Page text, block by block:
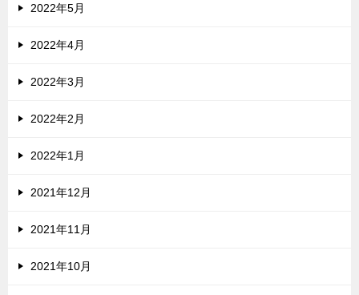
2022年5月
2022年4月
2022年3月
2022年2月
2022年1月
2021年12月
2021年11月
2021年10月